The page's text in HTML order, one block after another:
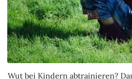
Wut bei Kindern abtrainieren?